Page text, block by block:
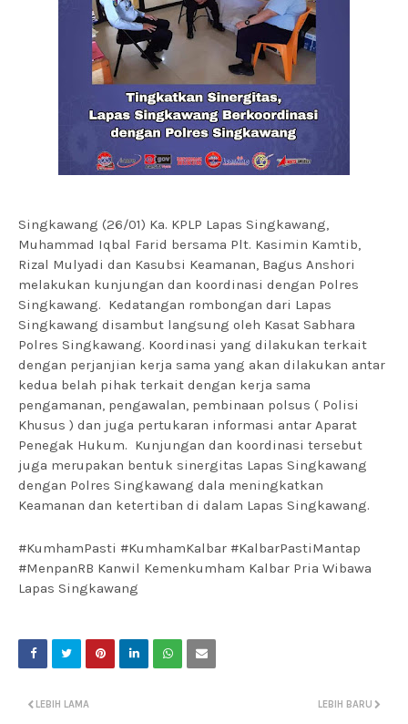
Singkawang (26/01) Ka. KPLP Lapas Singkawang,
Muhammad Iqbal Farid bersama Plt. Kasimin Kamtib,
Rizal Mulyadi dan Kasubsi Keamanan, Bagus Anshori
melakukan kunjungan dan koordinasi dengan Polres
Singkawang. Kedatangan rombongan dari Lapas
Singkawang disambut langsung oleh Kasat Sabhara
Polres Singkawang. Koordinasi yang dilakukan terkait
dengan perjanjian kerja sama yang akan dilakukan antar
kedua belah pihak terkait dengan kerja sama
pengamanan, pengawalan, pembinaan polsus ( Polisi
Khusus ) dan juga pertukaran informasi antar Aparat
Penegak Hukum. Kunjungan dan koordinasi tersebut
juga merupakan bentuk sinergitas Lapas Singkawang
dengan Polres Singkawang dala meningkatkan
Keamanan dan ketertiban di dalam Lapas Singkawang.
#KumhamPasti #KumhamKalbar #KalbarPastiMantap
#MenpanRB Kanwil Kemenkumham Kalbar Pria Wibawa
Lapas Singkawang
LEBIH BARU
LEBIH LAMA